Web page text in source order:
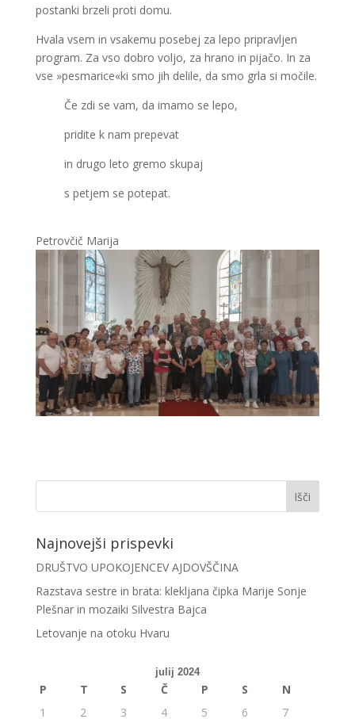
postanki brzeli proti domu.
Hvala vsem in vsakemu posebej za lepo pripravljen
program. Za vso dobro voljo, za hrano in pijačo. In za
vse »pesmarice«ki smo jih delile, da smo grla si močile.
Če zdi se vam, da imamo se lepo,
pridite k nam prepevat
in drugo leto gremo skupaj
s petjem se potepat.
Petrovčič Marija
Najnovejši prispevki
DRUŠTVO UPOKOJENCEV AJDOVŠČINA
Razstava sestre in brata: klekljana čipka Marije Sonje
Plešnar in mozaiki Silvestra Bajca
Letovanje na otoku Hvaru
julij 2024
P T S Č P S
N
1
2 3 4 5 6 7